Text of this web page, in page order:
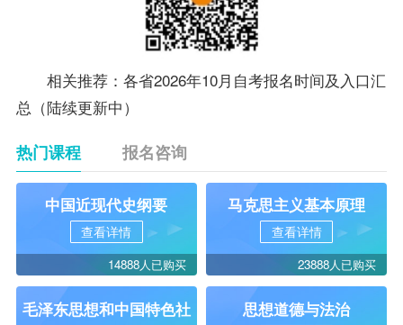
相关推荐： 各省2026年10月自考报名时间及入口汇
总（陆续更新中）
热门课程 报名咨询
中国近现代史纲要
查看详情
14888人已购买
马克思主义基本原理
查看详情
23888人已购买
毛泽东思想和中国特色社
思想道德与法治